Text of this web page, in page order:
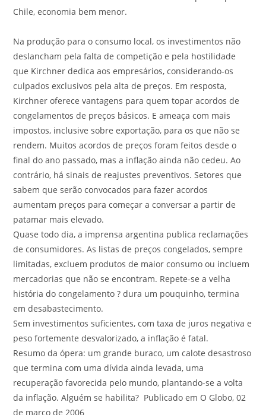
Chile, economia bem menor.
Na produção para o consumo local, os investimentos não
deslancham pela falta de competição e pela hostilidade
que Kirchner dedica aos empresários, considerando-os
culpados exclusivos pela alta de preços. Em resposta,
Kirchner oferece vantagens para quem topar acordos de
congelamentos de preços básicos. E ameaça com mais
impostos, inclusive sobre exportação, para os que não se
rendem. Muitos acordos de preços foram feitos desde o
final do ano passado, mas a inflação ainda não cedeu. Ao
contrário, há sinais de reajustes preventivos. Setores que
sabem que serão convocados para fazer acordos
aumentam preços para começar a conversar a partir de
patamar mais elevado.
Quase todo dia, a imprensa argentina publica reclamações
de consumidores. As listas de preços congelados, sempre
limitadas, excluem produtos de maior consumo ou incluem
mercadorias que não se encontram. Repete-se a velha
história do congelamento ? dura um pouquinho, termina
em desabastecimento.
Sem investimentos suficientes, com taxa de juros negativa e
peso fortemente desvalorizado, a inflação é fatal.
Resumo da ópera: um grande buraco, um calote desastroso
que termina com uma dívida ainda levada, uma
recuperação favorecida pelo mundo, plantando-se a volta
da inflação. Alguém se habilita? Publicado em O Globo, 02
de março de 2006